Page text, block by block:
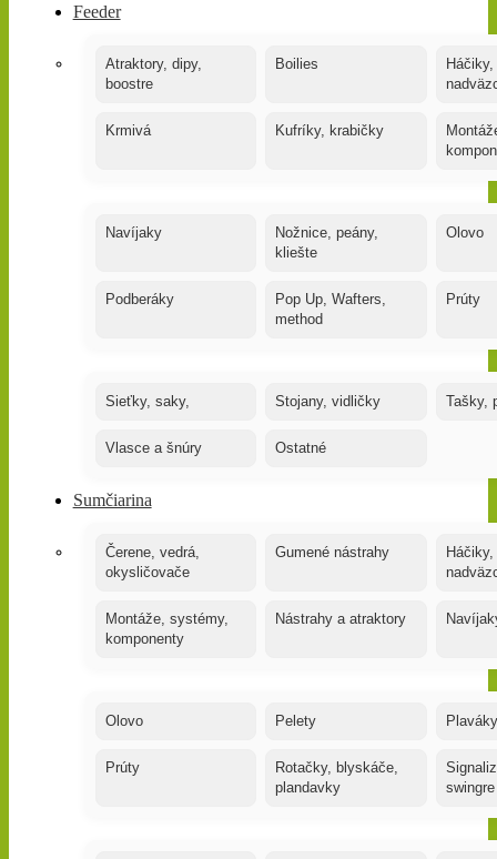
Feeder
Atraktory, dipy,
boostre
Boilies
Krmivá Kufríky, krabičky
Navíjaky
Nožnice, peány,
kliešte
Olovo
Podberáky
Pop Up, Wafters,
method
Prúty
Sieťky, saky, Stojany, vidličky Tašky,
Vlasce a šnúry Ostatné
Sumčiarina
Čerene, vedrá,
okysličovače
Gumené nástrahy
Montáže, systémy,
komponenty
Nástrahy a atraktory
Olovo Pelety
Prúty
Rotačky, blyskáče,
plandavky
swingre